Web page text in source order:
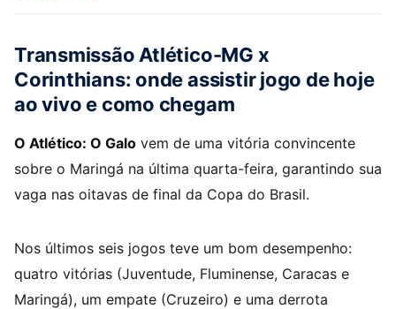
Transmissão Atlético-MG x
Corinthians: onde assistir jogo de hoje
ao vivo e como chegam
O Atlético: O Galo vem de uma vitória convincente
sobre o Maringá na última quarta-feira, garantindo sua
vaga nas oitavas de final da Copa do Brasil.
Nos últimos seis jogos teve um bom desempenho:
quatro vitórias (Juventude, Fluminense, Caracas e
Maringá), um empate (Cruzeiro) e uma derrota